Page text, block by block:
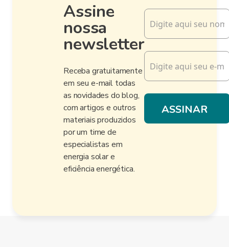
Assine
nossa
newsletter
Receba gratuitamente
em seu e-mail todas
as novidades do blog,
com artigos e outros
materiais produzidos
por um time de
especialistas em
energia solar e
eficiência energética.